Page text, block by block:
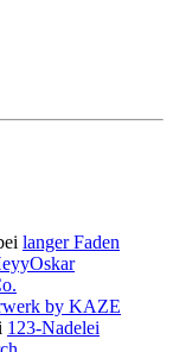
langer Faden
by KAZE
123-Nadelei